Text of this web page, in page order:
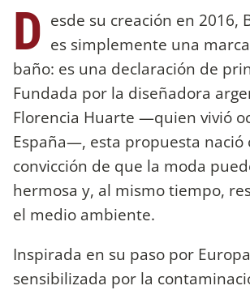
D esde su creación en 2016,
es simplemente una
baño: es una declaración de
Fundada por la diseñadora
Florencia Huarte —quien vivió
España—, esta propuesta nació
convicción de que la moda
hermosa y, al mismo tiempo,
el medio ambiente.
Inspirada en su paso por
sensibilizada por la